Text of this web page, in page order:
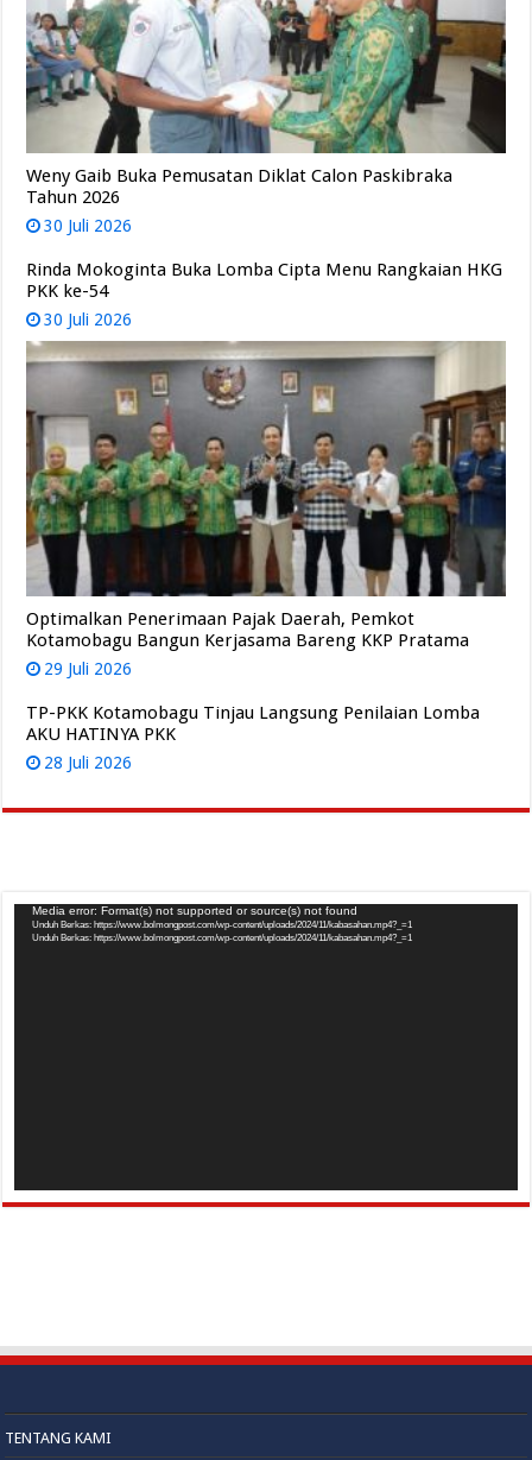
Weny Gaib Buka Pemusatan Diklat Calon Paskibraka
Tahun 2026
30 Juli 2026
Rinda Mokoginta Buka Lomba Cipta Menu Rangkaian HKG
PKK ke-54
30 Juli 2026
Optimalkan Penerimaan Pajak Daerah, Pemkot
Kotamobagu Bangun Kerjasama Bareng KKP Pratama
29 Juli 2026
TP-PKK Kotamobagu Tinjau Langsung Penilaian Lomba
AKU HATINYA PKK
28 Juli 2026
Pemutar
Video
Media error: Format(s) not supported or source(s) not found
Unduh Berkas: https://www.bolmongpost.com/wp-content/uploads/2024/11/kabasahan.mp4?_=1
Unduh Berkas: https://www.bolmongpost.com/wp-content/uploads/2024/11/kabasahan.mp4?_=1
TENTANG KAMI